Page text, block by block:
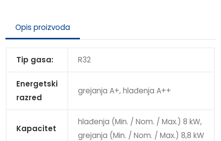
Opis proizvoda
Tip gasa: R32
Energetski
razred
grejanja A+, hlađenja A++
Kapacitet
hlađenja (Min. / Nom. / Max.) 8 kW,
grejanja (Min. / Nom. / Max.) 8,8 kW